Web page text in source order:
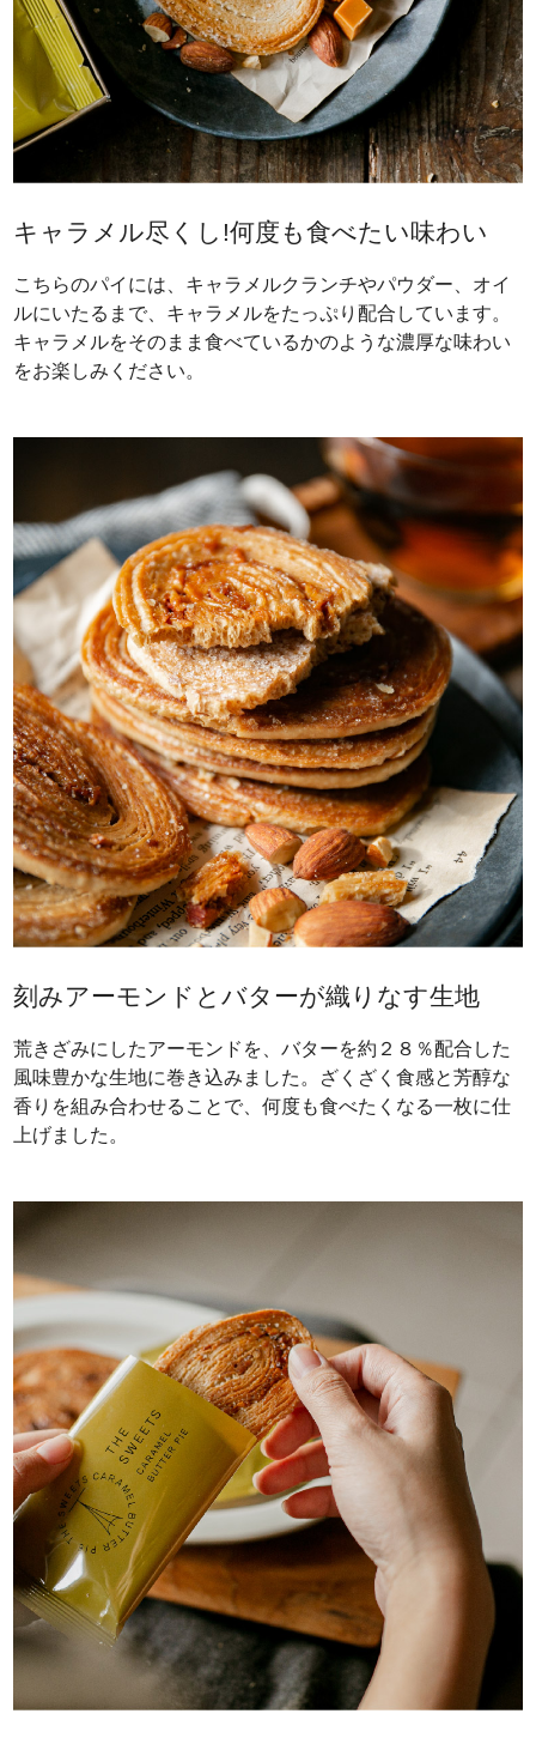
キャラメル尽くし!何度も食べたい味わい
こちらのパイには、キャラメルクランチやパウダー、オイ
ルにいたるまで、キャラメルをたっぷり配合しています。
キャラメルをそのまま食べているかのような濃厚な味わい
をお楽しみください。
刻みアーモンドとバターが織りなす生地
荒きざみにしたアーモンドを、バターを約２８％配合した
風味豊かな生地に巻き込みました。ざくざく食感と芳醇な
香りを組み合わせることで、何度も食べたくなる一枚に仕
上げました。